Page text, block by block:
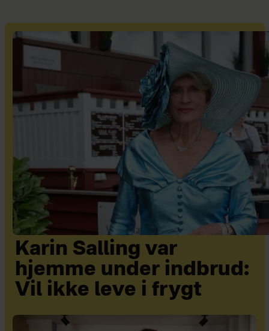
Karin Salling var
hjemme under indbrud:
Vil ikke leve i frygt